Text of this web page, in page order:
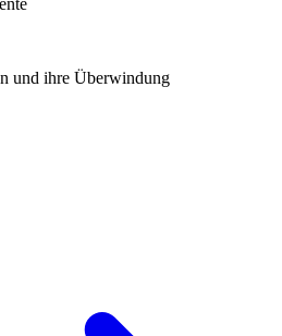
und ihre Überwindung